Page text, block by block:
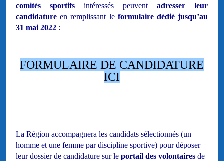
comités sportifs intéressés peuvent adresser leur
candidatureen remplissant le formulaire dédié jusqu’au
31 mai 2022 :
FORMULAIRE DE CANDIDATURE
ICI
La Région accompagnera les candidats sélectionnés (un
homme et une femme par discipline sportive) pour déposer
leur dossier de candidature sur le portail des volontaires de